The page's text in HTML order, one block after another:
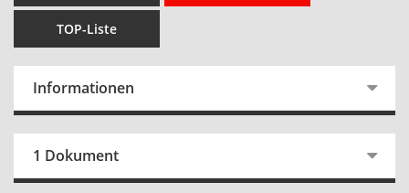
TOP-Liste
Informationen
1 Dokument